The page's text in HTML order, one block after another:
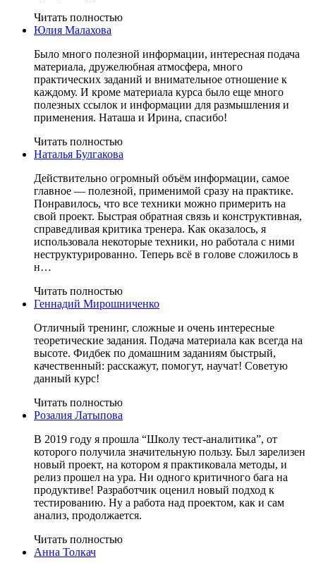
Читать полностью
Юлия Малахова
Было много полезной информации, интересная подача
материала, дружелюбная атмосфера, много
практических заданий и внимательное отношение к
каждому. И кроме материала курса было еще много
полезных ссылок и информации для размышления и
применения. Наташа и Ирина, спасибо!
Читать полностью
Наталья Булгакова
Действительно огромный объём информации, самое
главное — полезной, применимой сразу на практике.
Понравилось, что все техники можно примерить на
свой проект. Быстрая обратная связь и конструктивная,
справедливая критика тренера. Как оказалось, я
использовала некоторые техники, но работала с ними
неструктурированно. Теперь всё в голове сложилось в
н…
Читать полностью
Геннадий Мирошниченко
Отличный тренинг, сложные и очень интересные
теоретические задания. Подача материала как всегда на
высоте. Фидбек по домашним заданиям быстрый,
качественный: расскажут, помогут, научат! Советую
данный курс!
Читать полностью
Розалия Латыпова
В 2019 году я прошла “Школу тест-аналитика”, от
которого получила значительную пользу. Был зарелизен
новый проект, на котором я практиковала методы, и
релиз прошел на ура. Ни одного критичного бага на
продуктиве! Разработчик оценил новый подход к
тестированию. Ну а работа над проектом, как и сам
анализ, продолжается.
Читать полностью
Анна Толкач